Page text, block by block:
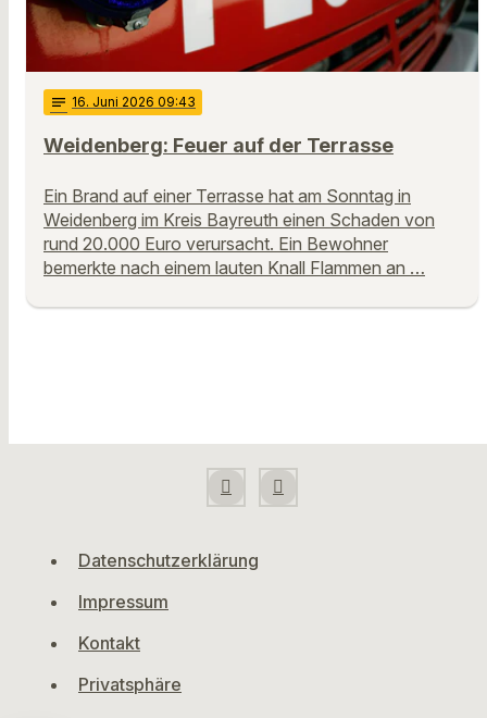
notes 16. Juni 2026 09:43
Weidenberg: Feuer auf der Terrasse
Ein Brand auf einer Terrasse hat am Sonntag in
Weidenberg im Kreis Bayreuth einen Schaden von
rund 20.000 Euro verursacht. Ein Bewohner
bemerkte nach einem lauten Knall Flammen an …
Datenschutzerklärung
Impressum
Kontakt
Privatsphäre